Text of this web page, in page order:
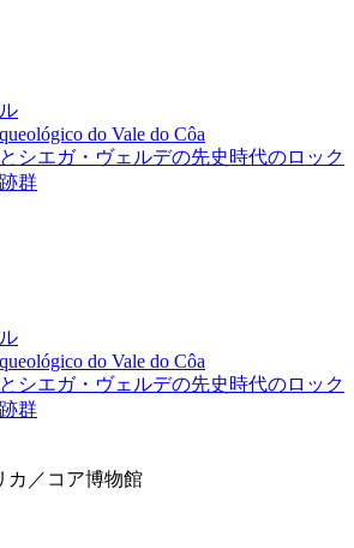
do Vale do Côa
シエガ・ヴェルデの先史時代のロック
群
do Vale do Côa
シエガ・ヴェルデの先史時代のロック
群
カ／コア博物館